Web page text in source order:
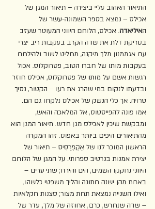
התיאור האהוב עליי ביצירה – תיאור המגן של
אכילס – נמצא בספר השמונה-עשר של
האיליאדה. אכילס, הלוחם היווני המעוטר שעזב
בטריקת דלת את שדה הקרב בעקבות ריב יצרי
עם אגממנון מלך מיקנה, מחליט לשוב ולהילחם
בעקבות מותו של חברו הטוב, פטרוקלוס. אכול
רגשות אשם על מותו של פטרוקלוס, אכילס חוזר
ובדעתו לנקום במי שהרג את רעו – הקטור, נסיך
טרויה. אך כלי הנשק של אכילס נלקחו גם הם.
אמו פונה להפייסטוס, אל המלאכה והאש,
ומבקשת שיכין לאכילס מגן חדש. תיאור המגן הוא
מהתיאורים היפים ביותר באפוס. זהו המקרה
הראשון המוכר לנו של אֶקְפְרָסִיס – תיאור של
יצירת אמנות בנרטיב ספרותי. על המגן של הלוחם
היווני נחקקו השמים, הים והירח; שתי ערים –
באחת מהן ישנה חתונה והליך משפטי כלשהו,
ואילו השנייה נמצאת תחת מצור; סצנות חקלאיות
– שדה שנחרש, כרם, אחוזה של מלך, עדר של